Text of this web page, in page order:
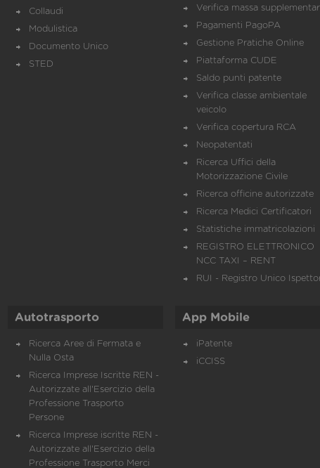
Collaudi
Modulistica
Documento Unico
STED
Verifica massa
Pagamenti PagoPA
Gestione Pratiche Online
Piattaforma CUDE
Saldo punti patente
Verifica classe ambientale
veicolo
Verifica copertura RCA
Neopatentati
Ricerca Uffici della
Motorizzazione Civile
Ricerca officine autorizzate
Ricerca Medici Certificatori
Statistiche immatricolazioni
REGISTRO ELETTRONICO
NCC TAXI – RENT
RUI - Registro Unico
Autotrasporto
Ricerca Aree di Fermata e
Nulla Osta
Ricerca Imprese Iscritte REN -
Autorizzate all'Esercizio della
Professione Trasporto
Persone
Ricerca Imprese iscritte REN -
Autorizzate all'Esercizio della
Professione Trasporto Merci
App Mobile
iPatente
iCCISS